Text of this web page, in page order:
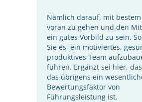
Nämlich darauf, mit
voran zu gehen und den
ein gutes Vorbild zu sein.
Sie es, ein motiviertes,
produktives Team
führen. Ergänzt sei hier,
das übrigens ein
Bewertungsfaktor von
Führungsleistung ist.